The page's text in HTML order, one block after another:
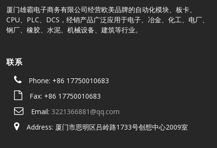
厦门雄霸电子商务有限公司经营欧美品牌的自动化模块、板卡、
CPU、PLC、DCS，经销产品广泛应用于电子、冶金、化工、电厂、
钢厂、橡胶、水泥、机械设备、建筑等行业。
联系
Phone: +86 17750010683
Fax: +86 17750010683
Email: 3221366881@qq.com
Address: 厦门市思明区吕岭路1733号创想中心2009室